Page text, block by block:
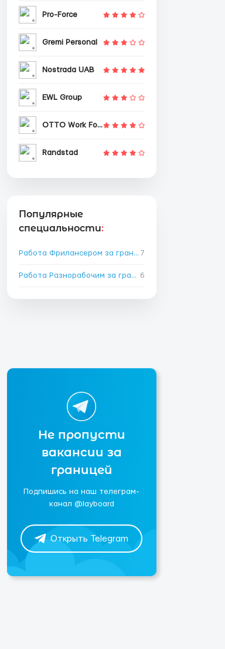
Pro-Force
Gremi Personal
Nostrada UAB
EWL Group
OTTO Work Force
Randstad
Популярные
специальности:
Работа Фрилансером за границей 7
Работа Разнорабочим за границей 6
Не пропусти
вакансии за
границей
Подпишись на наш телеграм-
канал @layboard
Открыть Telegram